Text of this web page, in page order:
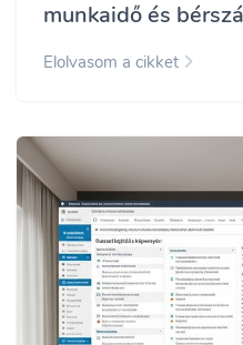
munkaidő és
Elolvasom a cikket